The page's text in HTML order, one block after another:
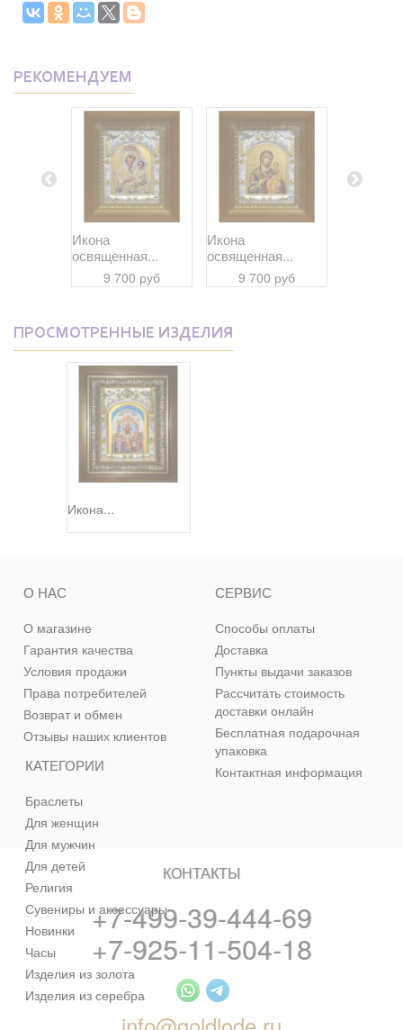
РЕКОМЕНДУЕМ
Икона
освященная...
9 700 руб
Икона
освященная...
9 700 руб
ПРОСМОТРЕННЫЕ ИЗДЕЛИЯ
Икона...
КАТЕГОРИИ
Браслеты
Для женщин
Для мужчин
Для детей
Религия
Сувениры и аксессуары
Новинки
Часы
Изделия из золота
Изделия из серебра
О НАС
О магазине
Гарантия качества
Условия продажи
Права потребителей
Возврат и обмен
Отзывы наших клиентов
СЕРВИС
Способы оплаты
Доставка
Пункты выдачи заказов
Рассчитать стоимость
доставки онлайн
Бесплатная подарочная
упаковка
Контактная информация
КОНТАКТЫ
+7-499-39-444-69
+7-925-11-504-18